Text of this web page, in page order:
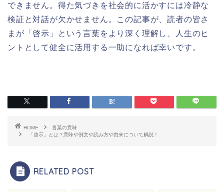
できません。得た気づきを社会的に活かすには冷静な
検証と対話が欠かせません。この記事が、読者の皆さ
まが「啓示」という言葉をより深く理解し、人生のヒ
ントとして健全に活用する一助になれば幸いです。
HOME
言葉の意味
「啓示」とは？意味や例文や読み方や由来について解説！
RELATED POST